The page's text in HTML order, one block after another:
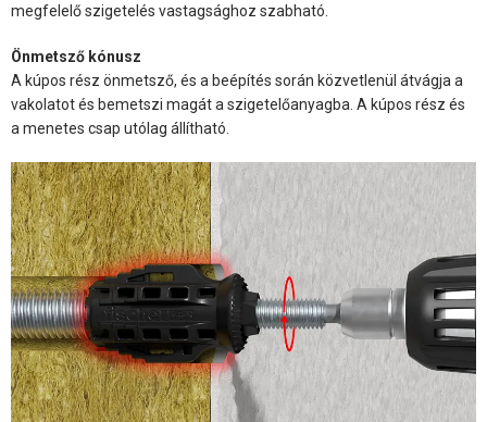
megfelelő szigetelés vastagsághoz szabható.
Önmetsző kónusz
A kúpos rész önmetsző, és a beépítés során közvetlenül átvágja a
vakolatot és bemetszi magát a szigetelőanyagba. A kúpos rész és
a menetes csap utólag állítható.